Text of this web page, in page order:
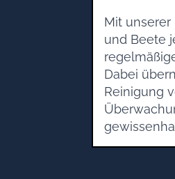
Mit
und Beete
Dabei
Reinigung